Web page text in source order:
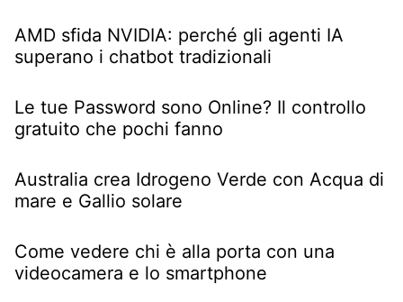
AMD sfida NVIDIA: perché gli agenti IA
superano i chatbot tradizionali
Le tue Password sono Online? Il controllo
gratuito che pochi fanno
Australia crea Idrogeno Verde con Acqua di
mare e Gallio solare
Come vedere chi è alla porta con una
videocamera e lo smartphone